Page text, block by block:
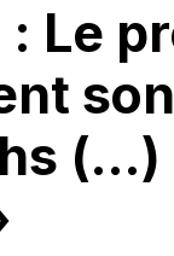
: Le
(…)